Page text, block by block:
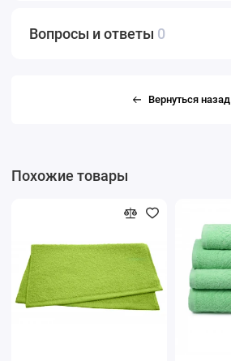
Вопросы и ответы 0
Вернуться назад
Похожие товары